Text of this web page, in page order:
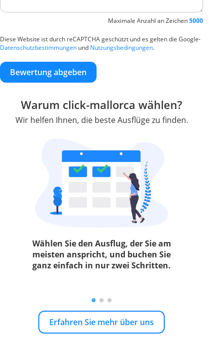
Maximale Anzahl an Zeichen5000
Diese Website ist durch reCAPTCHA geschützt und es gelten die Google-
Datenschutzbestimmungen und Nutzungsbedingungen.
Bewertung abgeben
Warum click-mallorca wählen?
Wir helfen Ihnen, die beste Ausflüge zu finden.
Wählen Sie den Ausflug, der Sie am
meisten anspricht, und buchen Sie
ganz einfach in nur zwei Schritten.
Erfahren Sie mehr über uns